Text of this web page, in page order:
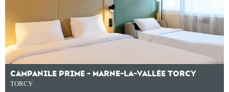
CAMPANILE PRIME - MARNE-LA-VALLÉE TORCY
TORCY